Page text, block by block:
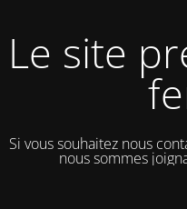
Le site
Si vous souhaitez nous
nous sommes